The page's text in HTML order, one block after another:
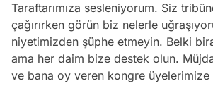
Taraftarımıza sesleniyorum. Siz
çağırırken görün biz nelerle
niyetimizden şüphe etmeyin. Belki
ama her daim bize destek olun.
ve bana oy veren kongre üyelerimize